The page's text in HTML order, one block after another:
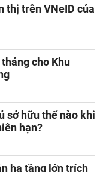
thị trên VNeID của
cho Khu
sở hữu thế nào khi
hạn?
hạ tầng lớn trích